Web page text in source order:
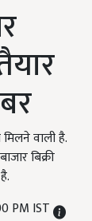
वाली है.
बिक्री
PM IST